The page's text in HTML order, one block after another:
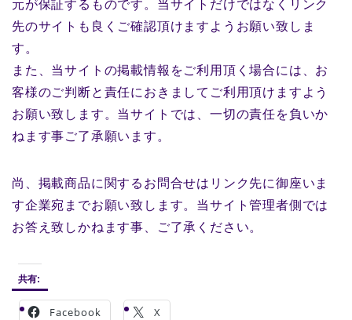
元が保証するものです。当サイトだけではなくリンク
先のサイトも良くご確認頂けますようお願い致しま
す。
また、当サイトの掲載情報をご利用頂く場合には、お
客様のご判断と責任におきましてご利用頂けますよう
お願い致します。当サイトでは、一切の責任を負いか
ねます事ご了承願います。
尚、掲載商品に関するお問合せはリンク先に御座いま
す企業宛までお願い致します。当サイト管理者側では
お答え致しかねます事、ご了承ください。
共有:
Facebook X